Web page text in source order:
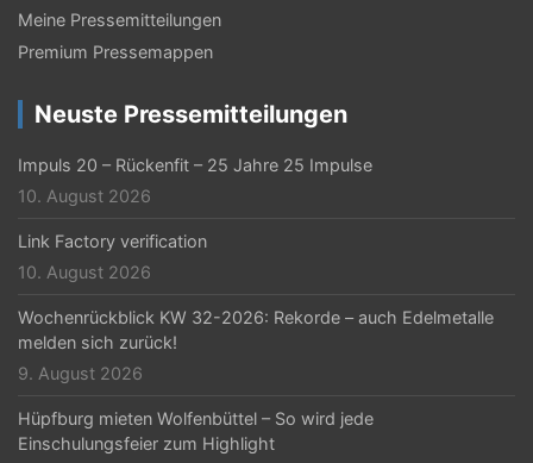
Meine Pressemitteilungen
Premium Pressemappen
Neuste Pressemitteilungen
Impuls 20 – Rückenfit – 25 Jahre 25 Impulse
10. August 2026
Link Factory verification
10. August 2026
Wochenrückblick KW 32-2026: Rekorde – auch Edelmetalle
melden sich zurück!
9. August 2026
Hüpfburg mieten Wolfenbüttel – So wird jede
Einschulungsfeier zum Highlight